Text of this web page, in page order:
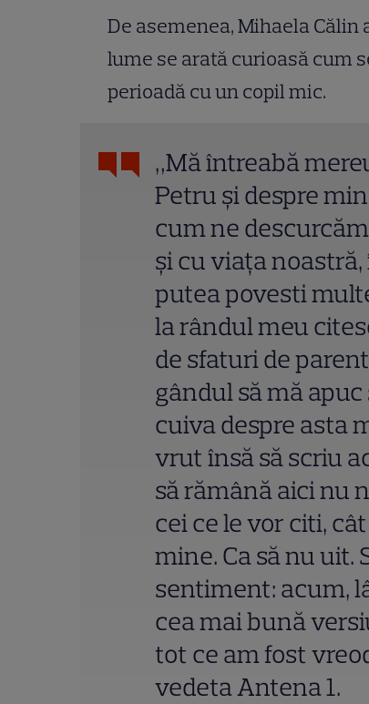
De asemenea, Mihaela
lume se arată curioasă cum
perioadă cu un copil mic.
„Mă întreabă
Petru și despre
cum ne
și cu viața
putea povesti
la rândul meu
de sfaturi de
gândul să mă
cuiva despre asta
vrut însă să scriu
să rămână aici nu
cei ce le vor citi,
mine. Ca să nu uit.
sentiment: acum,
cea mai bună
tot ce am fost
vedeta Antena 1.